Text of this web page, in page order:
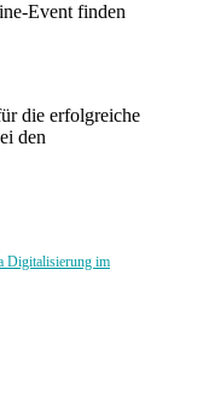
Event finden
die erfolgreiche
den
Digitalisierung im